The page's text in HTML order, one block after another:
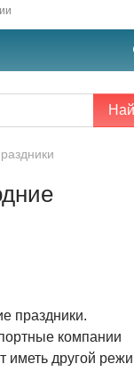
праздники.
компании
иметь другой